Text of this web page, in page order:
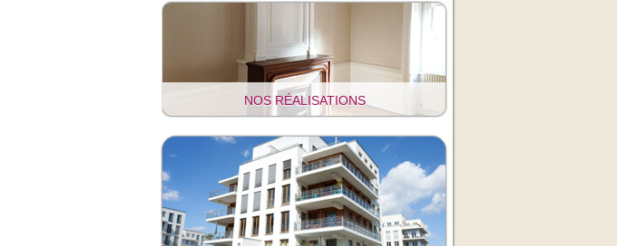
NOS RÉALISATIONS